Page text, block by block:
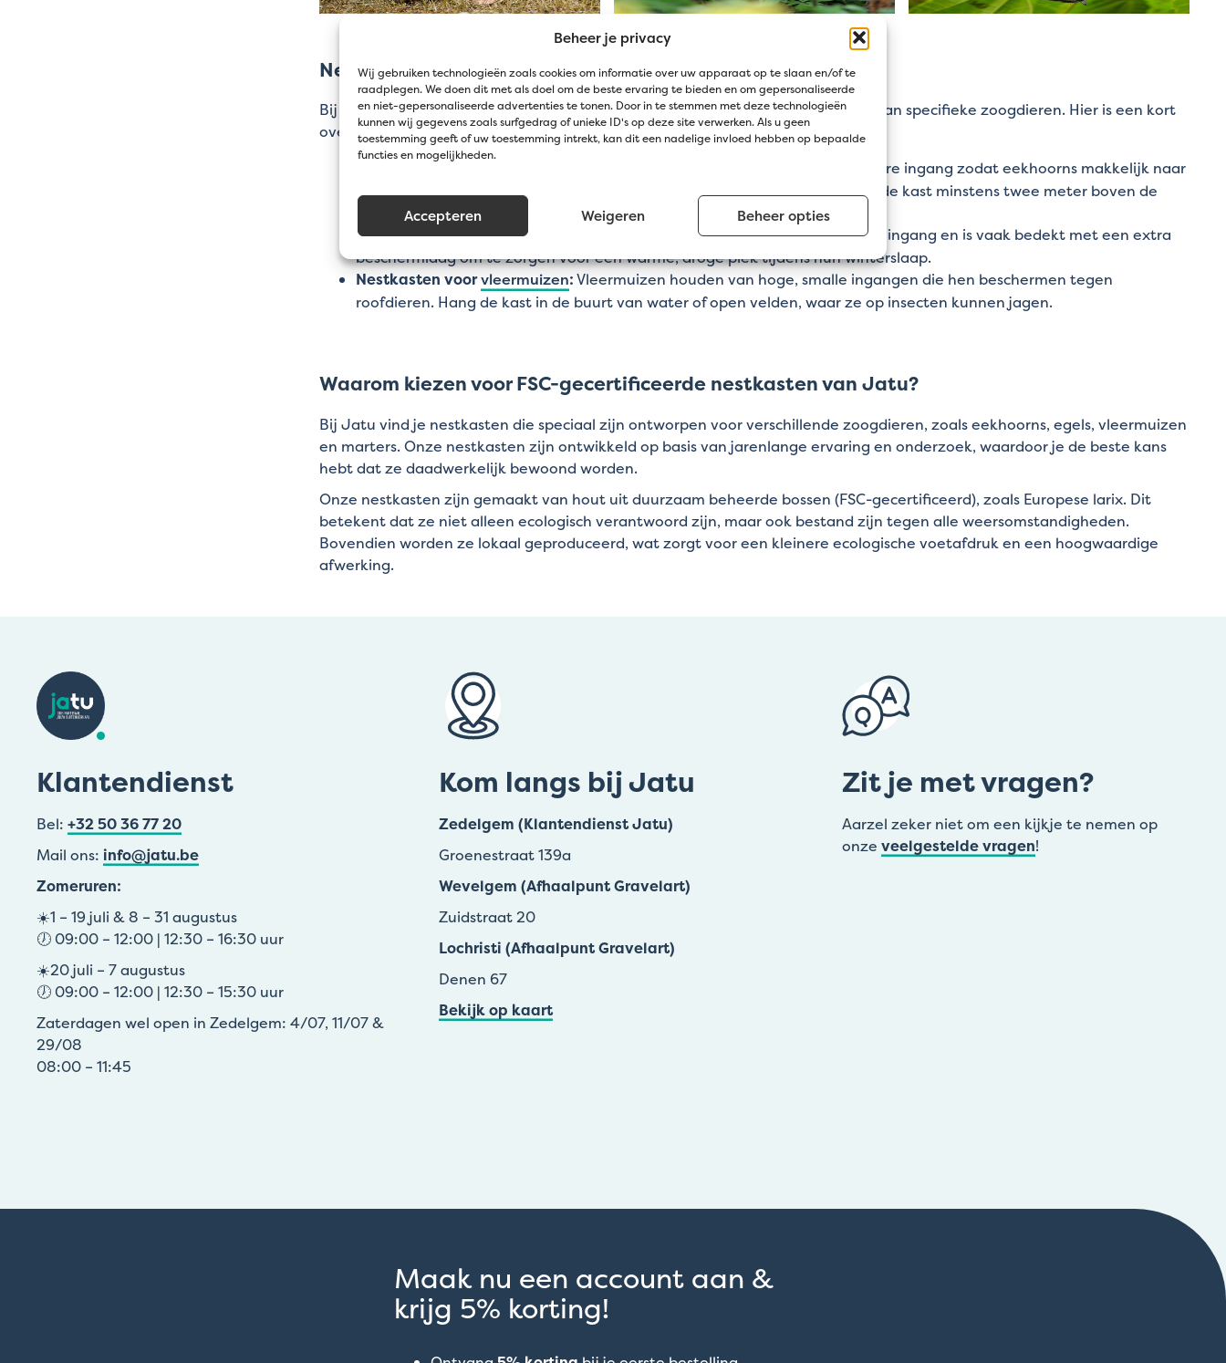
Beheer je privacy
Wij gebruiken technologieën zoals cookies om informatie over uw apparaat op te slaan en/of te
raadplegen. We doen dit met als doel om de beste ervaring te bieden en om gepersonaliseerde
en niet-gepersonaliseerde advertenties te tonen. Door in te stemmen met deze technologieën
kunnen wij gegevens zoals surfgedrag of unieke ID's op deze site verwerken. Als u geen
toestemming geeft of uw toestemming intrekt, kan dit een nadelige invloed hebben op bepaalde
functies en mogelijkheden.
Accepteren Weigeren Beheer opties
Nestkasten voor verschillende dieren – Wat is het verschil?
Bij Jatu bieden we verschillende nestkasten aan, afgestemd op de behoeften van specifieke zoogdieren. Hier is een kort
overzicht van de verschillen tussen de nestkasten:
Nestkasten voor
Deze nestkasten zijn voorzien van een bredere ingang zodat eekhoorns makkelijk naar
binnen en buiten kunnen. Ze houden van bomen met dicht loof, dus hang de kast minstens twee meter boven de
Nestkasten vooregels:Een nestkast voor egels heeft een laag geplaatste ingang en is vaak bedekt met een extra
beschermlaag om te zorgen voor een warme, droge plek tijdens hun winterslaap.
Nestkasten voorvleermuizen:Vleermuizen houden van hoge, smalle ingangen die hen beschermen tegen
roofdieren. Hang de kast in de buurt van water of open velden, waar ze op insecten kunnen jagen.
Waarom kiezen voor FSC-gecertificeerde nestkasten van Jatu?
Bij Jatu vind je nestkasten die speciaal zijn ontworpen voor verschillende zoogdieren, zoals eekhoorns, egels, vleermuizen
en marters. Onze nestkasten zijn ontwikkeld op basis van jarenlange ervaring en onderzoek, waardoor je de beste kans
hebt dat ze daadwerkelijk bewoond worden.
Onze nestkasten zijn gemaakt van hout uit duurzaam beheerde bossen (FSC-gecertificeerd), zoals Europese larix. Dit
betekent dat ze niet alleen ecologisch verantwoord zijn, maar ook bestand zijn tegen alle weersomstandigheden.
Bovendien worden ze lokaal geproduceerd, wat zorgt voor een kleinere ecologische voetafdruk en een hoogwaardige
afwerking.
Klantendienst
Bel: +32 50 36 77 20
Mail ons: info@jatu.be
Zomeruren:
☀️1 – 19 juli & 8 – 31 augustus
🕖 09:00 – 12:00 | 12:30 – 16:30 uur
☀️20 juli – 7 augustus
🕖 09:00 – 12:00 | 12:30 – 15:30 uur
Zaterdagen wel open in Zedelgem: 4/07, 11/07 &
29/08
08:00 – 11:45
Kom langs bij Jatu
Zedelgem (Klantendienst Jatu)
Groenestraat 139a
Wevelgem (Afhaalpunt Gravelart)
Zuidstraat 20
Lochristi (Afhaalpunt Gravelart)
Denen 67
Bekijk op kaart
Zit je met vragen?
Aarzel zeker niet om een kijkje te nemen op
onze veelgestelde vragen!
Maak nu een account aan &
krijg 5% korting!